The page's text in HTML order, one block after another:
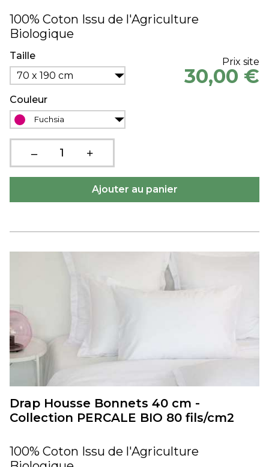
100% Coton Issu de l'Agriculture
Biologique
Taille
70 x 190 cm
Couleur
Fuchsia
Prix site
30,00 €
Drap Housse Bonnets 40 cm -
Collection PERCALE BIO 80 fils/cm2
100% Coton Issu de l'Agriculture